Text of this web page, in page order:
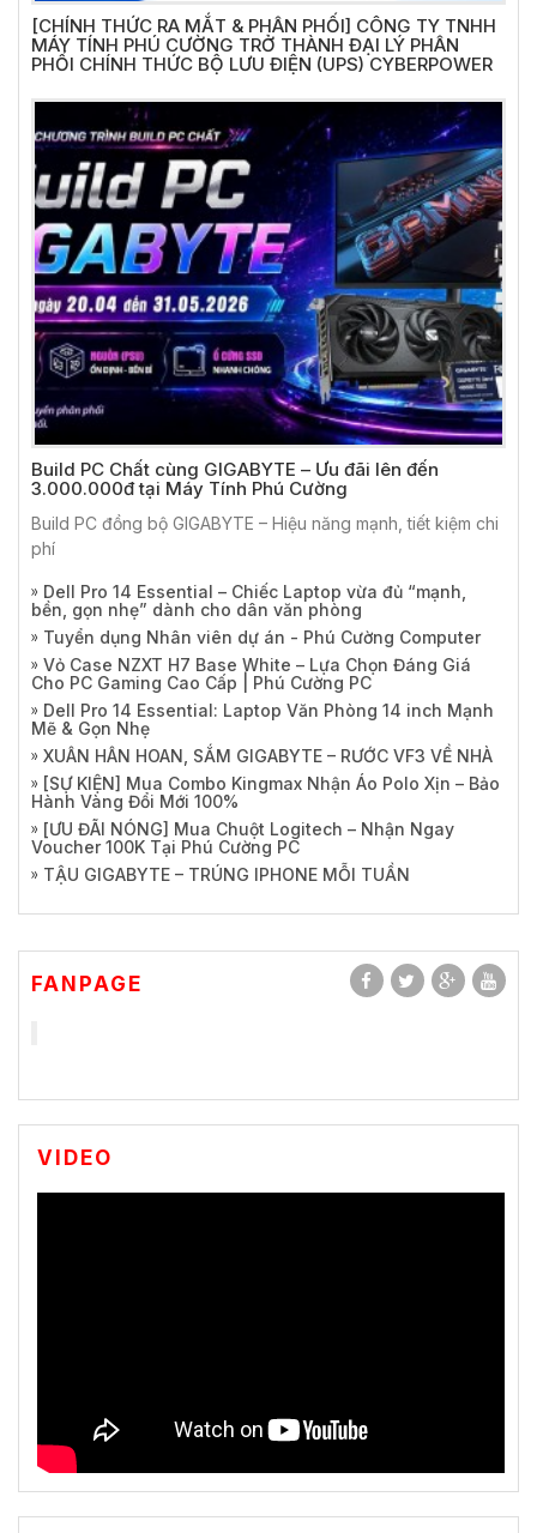
[CHÍNH THỨC RA MẮT & PHÂN PHỐI] CÔNG TY TNHH
MÁY TÍNH PHÚ CƯỜNG TRỞ THÀNH ĐẠI LÝ PHÂN
PHỐI CHÍNH THỨC BỘ LƯU ĐIỆN (UPS) CYBERPOWER
Build PC Chất cùng GIGABYTE – Ưu đãi lên đến
3.000.000đ tại Máy Tính Phú Cường
Build PC đồng bộ GIGABYTE – Hiệu năng mạnh, tiết kiệm chi
phí
Dell Pro 14 Essential – Chiếc Laptop vừa đủ “mạnh,
bền, gọn nhẹ” dành cho dân văn phòng
Tuyển dụng Nhân viên dự án - Phú Cường Computer
Vỏ Case NZXT H7 Base White – Lựa Chọn Đáng Giá
Cho PC Gaming Cao Cấp | Phú Cường PC
Dell Pro 14 Essential: Laptop Văn Phòng 14 inch Mạnh
Mẽ & Gọn Nhẹ
XUÂN HÂN HOAN, SẮM GIGABYTE – RƯỚC VF3 VỀ NHÀ
[SỰ KIỆN] Mua Combo Kingmax Nhận Áo Polo Xịn – Bảo
Hành Vàng Đổi Mới 100%
[ƯU ĐÃI NÓNG] Mua Chuột Logitech – Nhận Ngay
Voucher 100K Tại Phú Cường PC
TẬU GIGABYTE – TRÚNG IPHONE MỖI TUẦN
FANPAGE
VIDEO